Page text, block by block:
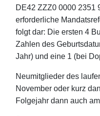
DE42 ZZZ0 0000 2351
erforderliche
folgt dar: Die ersten 4
Zahlen des
Jahr) und eine 1 (bei
Neumitglieder des
November oder kurz
Folgejahr dann auch